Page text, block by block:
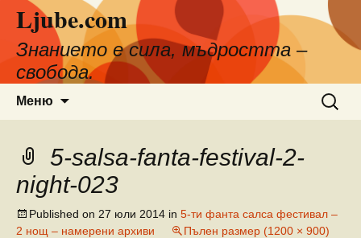
съдържанието
Ljube.com
Знанието е сила, мъдростта –
свобода.
Меню
за:
5-salsa-fanta-festival-2-
night-023
Published on 27 юли 2014 in 5-ти фанта салса фестивал –
2 нощ – намерени архиви
Пълен размер (1200 × 900)